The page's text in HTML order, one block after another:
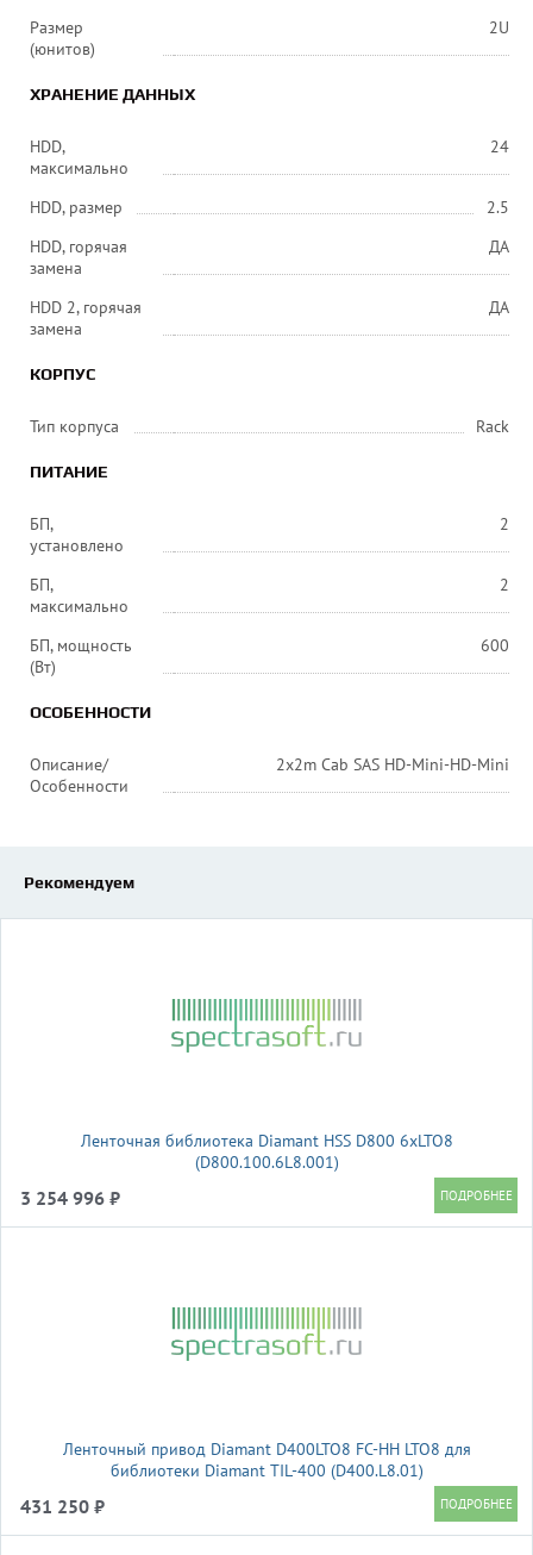
Размер
(юнитов)
2U
ХРАНЕНИЕ ДАННЫХ
HDD,
максимально
24
HDD, размер
2.5
HDD, горячая
замена
ДА
HDD 2, горячая
замена
ДА
КОРПУС
Тип корпуса Rack
ПИТАНИЕ
БП,
установлено
2
БП,
максимально
2
БП, мощность
(Вт)
600
ОСОБЕННОСТИ
Описание/
Особенности
2x2m Cab SAS HD-Mini-HD-Mini
Рекомендуем
Ленточная библиотека Diamant HSS D800 6xLTO8
(D800.100.6L8.001)
3 254 996 ₽
Ленточный привод Diamant D400LTO8 FC-HH LTO8 для
библиотеки Diamant TIL-400 (D400.L8.01)
431 250 ₽